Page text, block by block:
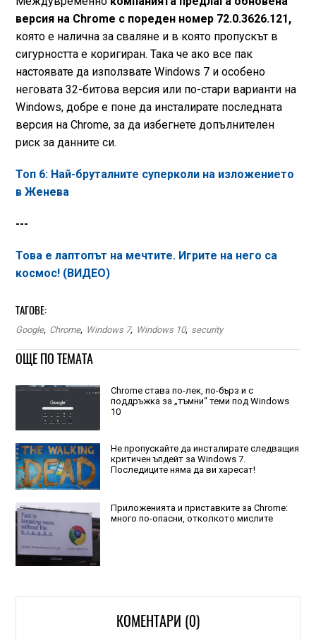
версия на Chrome с пореден номер 72.0.3626.121,
която е налична за сваляне и в която пропускът в
сигурността е коригиран. Така че ако все пак
настоявате да използвате Windows 7 и особено
неговата 32-битова версия или по-стари варианти на
Windows, добре е поне да инсталирате последната
версия на Chrome, за да избегнете допълнителен
риск за данните си.
Топ 6: Най-бруталните суперколи на изложението
в Женева
---
Това е лаптопът на мечтите. Игрите на него са
космос! (ВИДЕО)
ТАГОВЕ:
Google, Chrome, Windows 7, Windows 10, security
ОЩЕ ПО ТЕМАТА
Chrome става по-лек, по-бърз и с
поддръжка за „тъмни“ теми под Windows
10
Не пропускайте да инсталирате следващия
критичен ъпдейт за Windows 7.
Последиците няма да ви харесат!
Приложенията и приставките за Chrome:
много по-опасни, отколкото мислите
КОМЕНТАРИ (0)